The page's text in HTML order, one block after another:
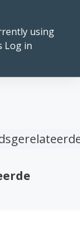
using
Log in